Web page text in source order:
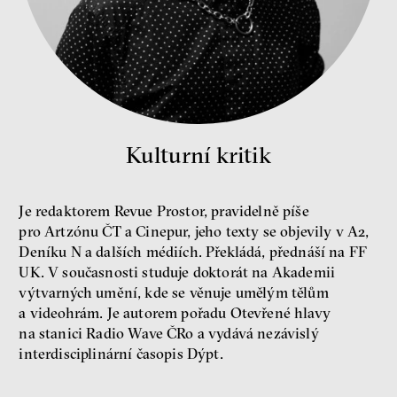
Bill McKibben
Environmentalista, spisovatel,
publicista
Nehrajeme o to, jaké peníze
budeme mít, ale čí budou, říká
ekonom Palanský
Miroslav Palanský, Petr Bittner
rozhovor
Kulturní kritik
Je redaktorem Revue Prostor, pravidelně píše
pro Artzónu ČT a Cinepur, jeho texty se objevily v A2,
Deníku N a dalších médiích. Překládá, přednáší na FF
UK. V současnosti studuje doktorát na Akademii
výtvarných umění, kde se věnuje umělým tělům
a videohrám. Je autorem pořadu Otevřené hlavy
na stanici Radio Wave ČRo a vydává nezávislý
interdisciplinární časopis Dýpt.